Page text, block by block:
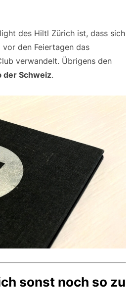
des Hiltl Zürich ist, dass sich
vor den Feiertagen das
verwandelt. Übrigens den
der Schweiz.
sonst noch so zu